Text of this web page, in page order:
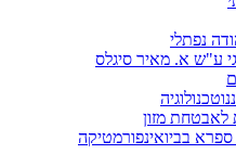
נפתלי
ע"ש א. מאיר סיגלס
לאבטחת מזון
ספרא בביואינפורמטיקה